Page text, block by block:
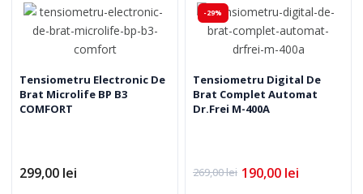
Tensiometru Electronic De
Brat Microlife BP B3
COMFORT
299,00 lei
-29%
Tensiometru Digital De
Brat Complet Automat
Dr.Frei M-400A
269,00lei
Prețul 190,00 lei
Prețul